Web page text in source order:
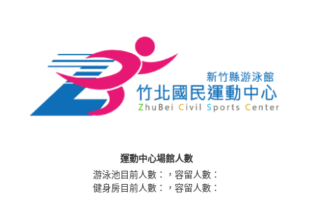
運動中心場館人數
游泳池目前人數：
，容留人數：
健身房目前人數：
，容留人數：